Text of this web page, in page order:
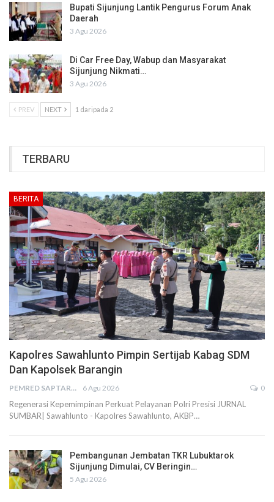
Bupati Sijunjung Lantik Pengurus Forum Anak
Daerah
3 Agu 2026
Di Car Free Day, Wabup dan Masyarakat
Sijunjung Nikmati…
3 Agu 2026
PREV NEXT 1 daripada 2
TERBARU
BERITA
Kapolres Sawahlunto Pimpin Sertijab Kabag SDM
Dan Kapolsek Barangin
PEMRED SAPTARIUS 6 Agu 2026 0
Regenerasi Kepemimpinan Perkuat Pelayanan Polri Presisi JURNAL
SUMBAR| Sawahlunto - Kapolres Sawahlunto, AKBP…
Pembangunan Jembatan TKR Lubuktarok
Sijunjung Dimulai, CV Beringin…
5 Agu 2026